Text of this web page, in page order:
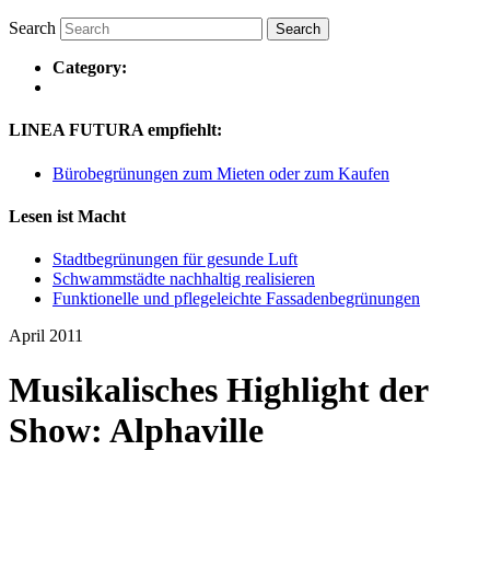
Search
Category:
LINEA FUTURA empfiehlt:
Bürobegrünungen zum Mieten oder zum Kaufen
Lesen ist Macht
Stadtbegrünungen für gesunde Luft
Schwammstädte nachhaltig realisieren
Funktionelle und pflegeleichte Fassadenbegrünungen
April 2011
Musikalisches Highlight der
Show: Alphaville